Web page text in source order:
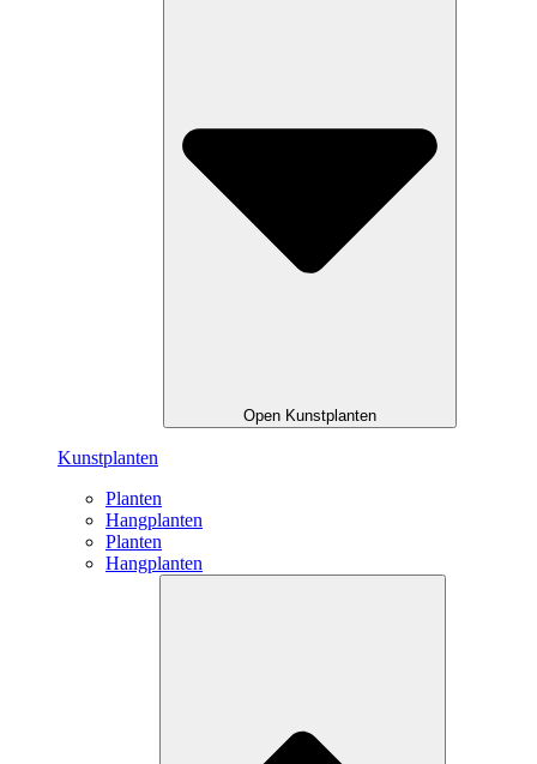
Open Kunstplanten
Kunstplanten
Planten
Hangplanten
Planten
Hangplanten